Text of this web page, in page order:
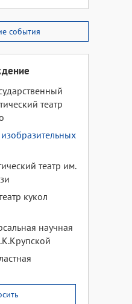
события
театр
театр им.
кукол
научная